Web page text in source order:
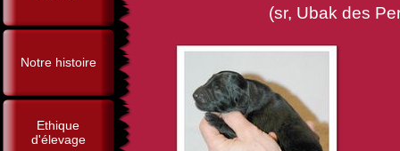
Notre histoire
Ethique
d'élevage
(sr, Ubak des Perles